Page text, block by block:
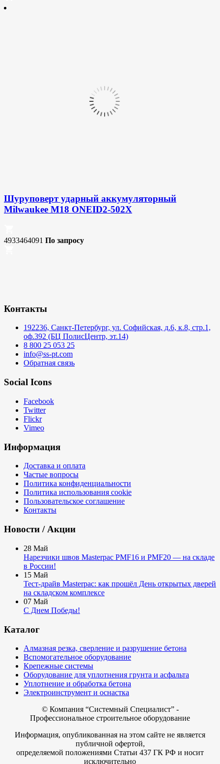
Шуруповерт ударный аккумуляторный
Milwaukee M18 ONEID2-502X
4933464091 По запросу
Контакты
192236, Санкт-Петербург, ул. Софийская, д.6, к.8, стр.1,
оф.392 (БЦ ПолисЦентр, эт.14)
8 800 25 053 25
info@ss-pt.com
Обратная связь
Social Icons
Facebook
Twitter
Flickr
Vimeo
Информация
Доставка и оплата
Частые вопросы
Политика конфиденциальности
Политика использования cookie
Пользовательское соглашение
Контакты
Новости / Акции
28 Май
Нарезчики швов Masterpac PMF16 и PMF20 — на складе
в России!
15 Май
Тест-драйв Masterpac: как прошёл День открытых дверей
на складском комплексе
07 Май
С Днем Победы!
Каталог
Алмазная резка, сверление и разрушение бетона
Вспомогательное оборудование
Крепежные системы
Оборудование для уплотнения грунта и асфальта
Уплотнение и обработка бетона
Электроинструмент и оснастка
© Компания “Системный Специалист” -
Профессиональное строительное оборудование
Информация, опубликованная на этом сайте не является
публичной офертой,
определяемой положениями Статьи 437 ГК РФ и носит
исключительно